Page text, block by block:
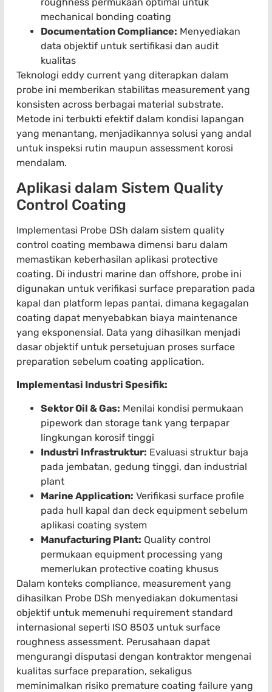
roughness permukaan optimal untuk
mechanical bonding coating
Documentation Compliance: Menyediakan
data objektif untuk sertifikasi dan audit
kualitas
Teknologi eddy current yang diterapkan dalam
probe ini memberikan stabilitas measurement yang
konsisten across berbagai material substrate.
Metode ini terbukti efektif dalam kondisi lapangan
yang menantang, menjadikannya solusi yang andal
untuk inspeksi rutin maupun assessment korosi
mendalam.
Aplikasi dalam Sistem Quality
Control Coating
Implementasi Probe DSh dalam sistem quality
control coating membawa dimensi baru dalam
memastikan keberhasilan aplikasi protective
coating. Di industri marine dan offshore, probe ini
digunakan untuk verifikasi surface preparation pada
kapal dan platform lepas pantai, dimana kegagalan
coating dapat menyebabkan biaya maintenance
yang eksponensial. Data yang dihasilkan menjadi
dasar objektif untuk persetujuan proses surface
preparation sebelum coating application.
Implementasi Industri Spesifik:
Sektor Oil & Gas: Menilai kondisi permukaan
pipework dan storage tank yang terpapar
lingkungan korosif tinggi
Industri Infrastruktur: Evaluasi struktur baja
pada jembatan, gedung tinggi, dan industrial
plant
Marine Application: Verifikasi surface profile
pada hull kapal dan deck equipment sebelum
aplikasi coating system
Manufacturing Plant: Quality control
permukaan equipment processing yang
memerlukan protective coating khusus
Dalam konteks compliance, measurement yang
dihasilkan Probe DSh menyediakan dokumentasi
objektif untuk memenuhi requirement standard
internasional seperti ISO 8503 untuk surface
roughness assessment. Perusahaan dapat
mengurangi disputasi dengan kontraktor mengenai
kualitas surface preparation, sekaligus
meminimalkan risiko premature coating failure yang